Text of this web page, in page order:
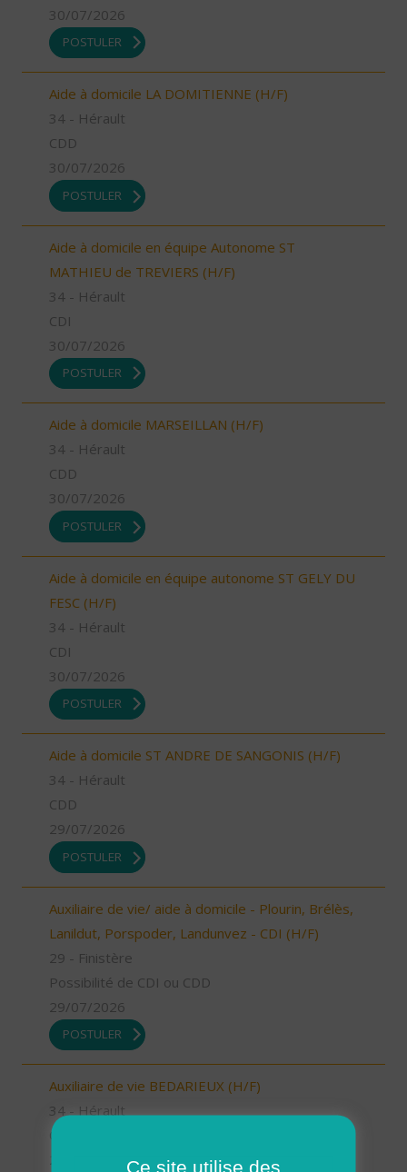
30/07/2026
POSTULER
Aide à domicile LA DOMITIENNE (H/F)
34 - Hérault
CDD
30/07/2026
POSTULER
Aide à domicile en équipe Autonome ST
MATHIEU de TREVIERS (H/F)
34 - Hérault
CDI
30/07/2026
POSTULER
Aide à domicile MARSEILLAN (H/F)
34 - Hérault
CDD
30/07/2026
POSTULER
Aide à domicile en équipe autonome ST GELY DU
FESC (H/F)
34 - Hérault
CDI
30/07/2026
POSTULER
Aide à domicile ST ANDRE DE SANGONIS (H/F)
34 - Hérault
CDD
29/07/2026
POSTULER
Auxiliaire de vie/ aide à domicile - Plourin, Brélès,
Lanildut, Porspoder, Landunvez - CDI (H/F)
29 - Finistère
Possibilité de CDI ou CDD
29/07/2026
POSTULER
Auxiliaire de vie BEDARIEUX (H/F)
34 - Hérault
CDI
Ce site utilise des